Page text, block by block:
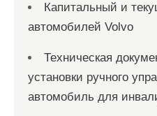
Капитальный и
автомобилей Volvo
Техническая
установки ручного
автомобиль для